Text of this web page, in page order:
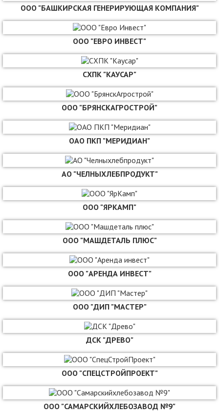
ООО "БАШКИРСКАЯ ГЕНЕРИРУЮЩАЯ КОМПАНИЯ"
ООО "ЕВРО ИНВЕСТ"
СХПК "КАУСАР"
ООО "БРЯНСКАГРОСТРОЙ"
ОАО ПКП "МЕРИДИАН"
АО "ЧЕЛНЫХЛЕБПРОДУКТ"
ООО "ЯРКАМП"
ООО "МАШДЕТАЛЬ ПЛЮС"
ООО "АРЕНДА ИНВЕСТ"
ООО "ДИП "МАСТЕР"
ДСК "ДРЕВО"
ООО "СПЕЦСТРОЙПРОЕКТ"
ООО "САМАРСКИЙХЛЕБОЗАВОД №9"